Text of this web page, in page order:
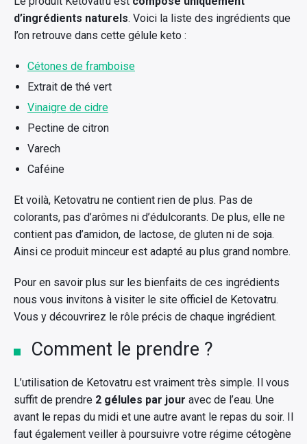
d’ingrédients naturels. Voici la liste des ingrédients que
l’on retrouve dans cette gélule keto :
Cétones de framboise
Extrait de thé vert
Vinaigre de cidre
Pectine de citron
Varech
Caféine
Et voilà, Ketovatru ne contient rien de plus. Pas de
colorants, pas d’arômes ni d’édulcorants. De plus, elle ne
contient pas d’amidon, de lactose, de gluten ni de soja.
Ainsi ce produit minceur est adapté au plus grand nombre.
Pour en savoir plus sur les bienfaits de ces ingrédients
nous vous invitons à visiter le site officiel de Ketovatru.
Vous y découvrirez le rôle précis de chaque ingrédient.
Comment le prendre ?
L’utilisation de Ketovatru est vraiment très simple. Il vous
suffit de prendre 2 gélules par jour avec de l’eau. Une
avant le repas du midi et une autre avant le repas du soir. Il
faut également veiller à poursuivre votre régime cétogène